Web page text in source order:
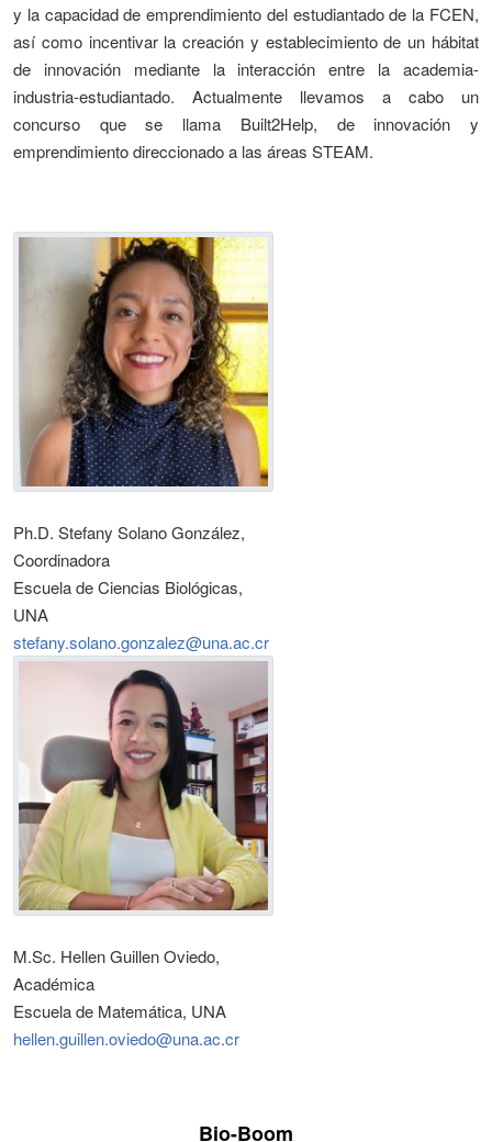
y la capacidad de emprendimiento del estudiantado de la FCEN,
así como incentivar la creación y establecimiento de un hábitat
de innovación mediante la interacción entre la academia-
industria-estudiantado. Actualmente llevamos a cabo un
concurso que se llama Built2Help, de innovación y
emprendimiento direccionado a las áreas STEAM.
Ph.D. Stefany Solano González,
Coordinadora
Escuela de Ciencias Biológicas,
UNA
stefany.solano.gonzalez@una.ac.cr
M.Sc. Hellen Guillen Oviedo,
Académica
Escuela de Matemática, UNA
hellen.guillen.oviedo@una.ac.cr
Bio-Boom